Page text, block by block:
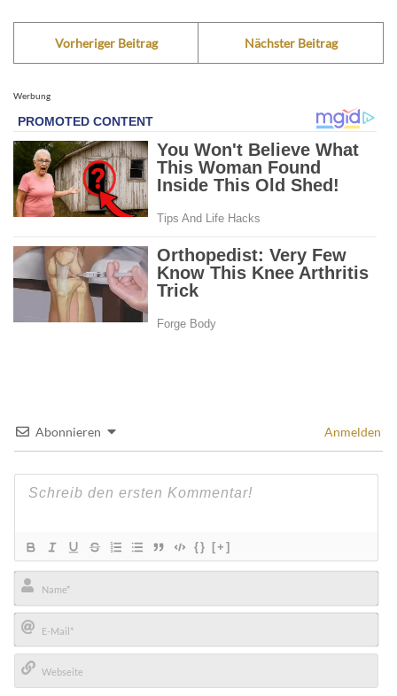
Vorheriger Beitrag Nächster Beitrag
Werbung
Abonnieren Anmelden
{} [+]
Name*
E-
Mail*